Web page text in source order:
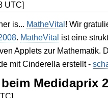
UTC]
is... MatheVital! Wir
. MatheVital ist eine
Applets zur Mathematik.
mit Cinderella erstellt -
Medidaprix